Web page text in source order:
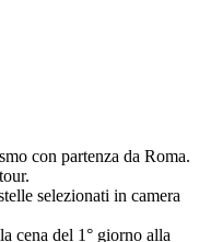
con partenza da Roma.
selezionati in camera
cena del 1° giorno alla